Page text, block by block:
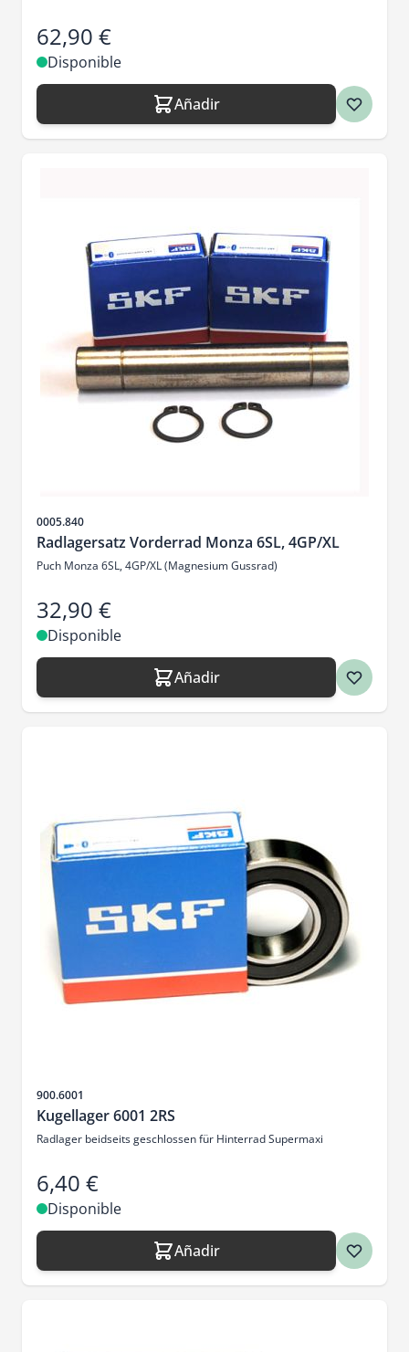
62,90 €
Disponible
Añadir
SKU
0005.840
Radlagersatz Vorderrad Monza 6SL, 4GP/XL
Puch Monza 6SL, 4GP/XL (Magnesium Gussrad)
32,90 €
Disponible
Añadir
SKU
900.6001
Kugellager 6001 2RS
Radlager beidseits geschlossen für Hinterrad Supermaxi
6,40 €
Disponible
Añadir